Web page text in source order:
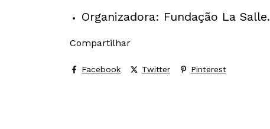
Organizadora: Fundação La Salle.
Compartilhar
Facebook Twitter Pinterest